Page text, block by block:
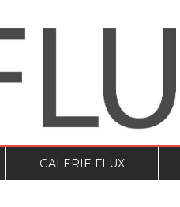
GALERIE FLUX